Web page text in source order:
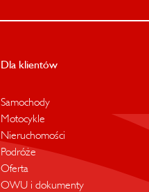
Dla klientów
Samochody
Motocykle
Nieruchomości
Podróże
Oferta
OWU i dokumenty